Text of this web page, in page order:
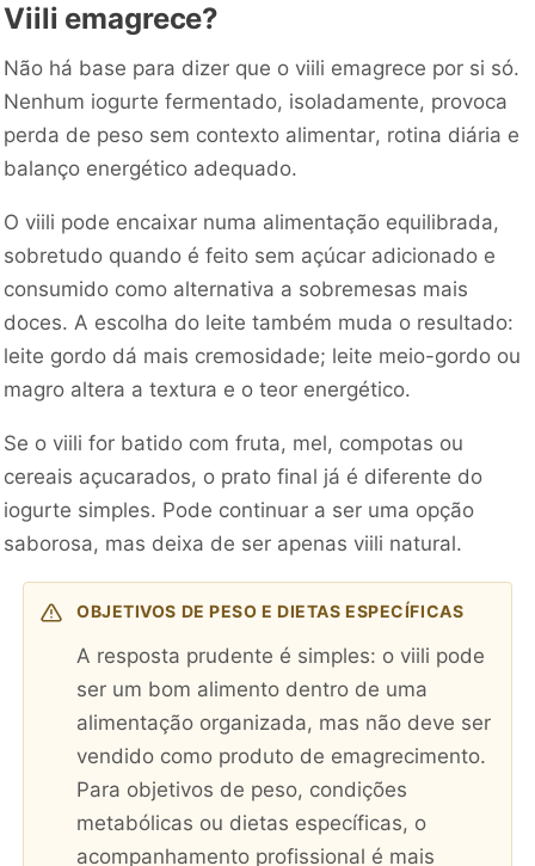
Viili emagrece?
Não há base para dizer que o viili emagrece por si só.
Nenhum iogurte fermentado, isoladamente, provoca
perda de peso sem contexto alimentar, rotina diária e
balanço energético adequado.
O viili pode encaixar numa alimentação equilibrada,
sobretudo quando é feito sem açúcar adicionado e
consumido como alternativa a sobremesas mais
doces. A escolha do leite também muda o resultado:
leite gordo dá mais cremosidade; leite meio-gordo ou
magro altera a textura e o teor energético.
Se o viili for batido com fruta, mel, compotas ou
cereais açucarados, o prato final já é diferente do
iogurte simples. Pode continuar a ser uma opção
saborosa, mas deixa de ser apenas viili natural.
OBJETIVOS DE PESO E DIETAS ESPECÍFICAS
A resposta prudente é simples: o viili pode
ser um bom alimento dentro de uma
alimentação organizada, mas não deve ser
vendido como produto de emagrecimento.
Para objetivos de peso, condições
metabólicas ou dietas específicas, o
acompanhamento profissional é mais